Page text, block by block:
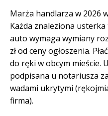
Marża handlarza w 2026
Każda znaleziona
auto wymaga wymiany
zł od ceny ogłoszenia.
do ręki w obcym mieście.
podpisana u notariusza
wadami ukrytymi
firma).